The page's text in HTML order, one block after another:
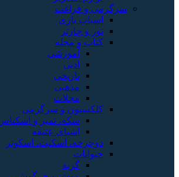
سرگرمی و فراغت
اسباب‌ بازی
تور و چارتر
کتاب و مجله
آموزشی
ادبی
تاریخی
مذهبی
مجلات
کلکسیون و سرگرمی
سکه، تمبر و اسکناس
اشیای عتیقه
دوچرخه، اسکیت، اسکوتر
حیوانات
گربه